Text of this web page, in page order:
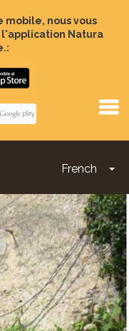
nous vous
Natura
French